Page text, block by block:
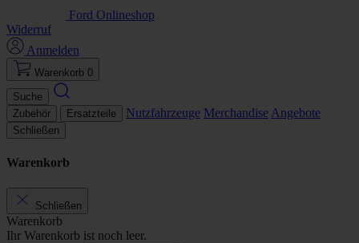
Ford Onlineshop
Widerruf
Anmelden
Warenkorb 0
Suche
Zubehör
Ersatzteile Nutzfahrzeuge Merchandise Angebote
Schließen
Warenkorb
Schließen
Warenkorb
Ihr Warenkorb ist noch leer.